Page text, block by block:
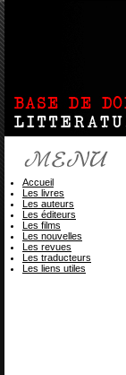
Accueil
Les livres
Les auteurs
Les éditeurs
Les films
Les nouvelles
Les revues
Les traducteurs
Les liens utiles